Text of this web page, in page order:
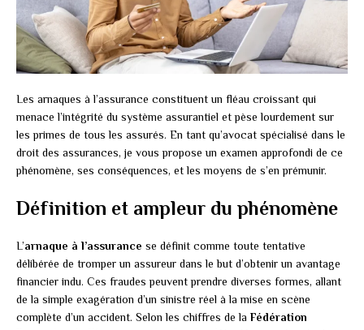
Les arnaques à l’assurance constituent un fléau croissant qui
menace l’intégrité du système assurantiel et pèse lourdement sur
les primes de tous les assurés. En tant qu’avocat spécialisé dans le
droit des assurances, je vous propose un examen approfondi de ce
phénomène, ses conséquences, et les moyens de s’en prémunir.
Définition et ampleur du phénomène
L’arnaque à l’assurance se définit comme toute tentative
délibérée de tromper un assureur dans le but d’obtenir un avantage
financier indu. Ces fraudes peuvent prendre diverses formes, allant
de la simple exagération d’un sinistre réel à la mise en scène
complète d’un accident. Selon les chiffres de la Fédération